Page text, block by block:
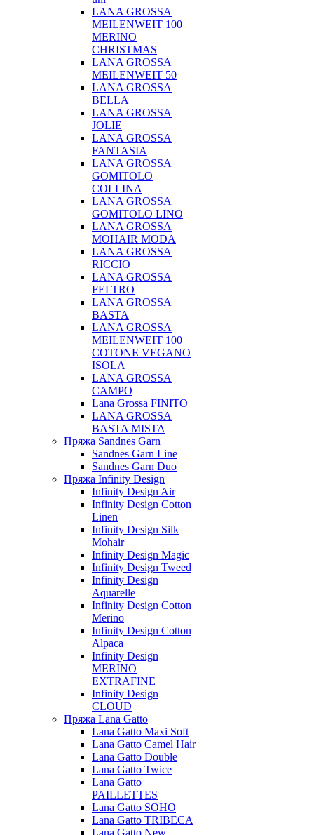
LANA GROSSA
MEILENWEIT 100
MERINO
CHRISTMAS
LANA GROSSA
MEILENWEIT 50
LANA GROSSA
BELLA
LANA GROSSA
JOLIE
LANA GROSSA
FANTASIA
LANA GROSSA
GOMITOLO
COLLINA
LANA GROSSA
GOMITOLO LINO
LANA GROSSA
MOHAIR MODA
LANA GROSSA
RICCIO
LANA GROSSA
FELTRO
LANA GROSSA
BASTA
LANA GROSSA
MEILENWEIT 100
COTONE VEGANO
ISOLA
LANA GROSSA
CAMPO
Lana Grossa FINITO
LANA GROSSA
BASTA MISTA
Пряжа Sandnes Garn
Sandnes Garn Line
Sandnes Garn Duo
Пряжа Infinity Design
Infinity Design Air
Infinity Design Cotton
Linen
Infinity Design Silk
Mohair
Infinity Design Magic
Infinity Design Tweed
Infinity Design
Aquarelle
Infinity Design Cotton
Merino
Infinity Design Cotton
Alpaca
Infinity Design
MERINO
EXTRAFINE
Infinity Design
CLOUD
Пряжа Lana Gatto
Lana Gatto Maxi Soft
Lana Gatto Camel Hair
Lana Gatto Double
Lana Gatto Twice
Lana Gatto
PAILLETTES
Lana Gatto SOHO
Lana Gatto TRIBECA
Lana Gatto New